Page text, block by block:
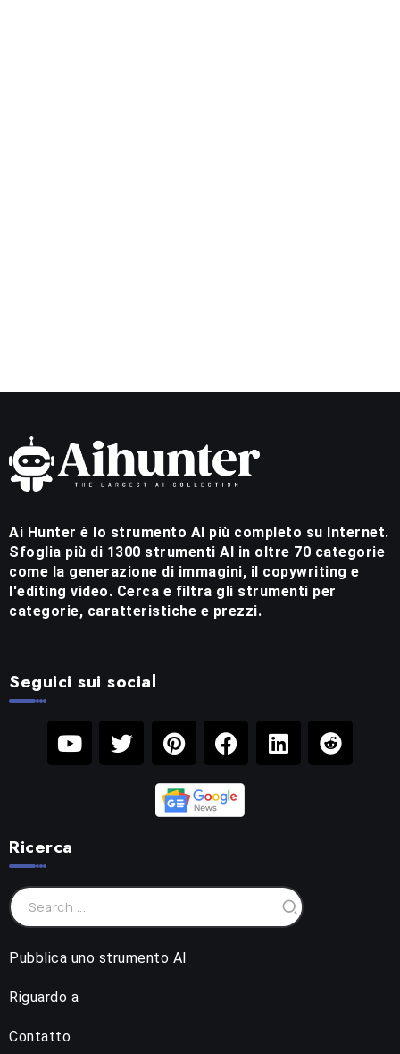
Ai Hunter è lo strumento AI più completo su Internet.
Sfoglia più di 1300 strumenti AI in oltre 70 categorie
come la generazione di immagini, il copywriting e
l'editing video. Cerca e filtra gli strumenti per
categorie, caratteristiche e prezzi.
Seguici sui social
Ricerca
Pubblica uno strumento AI
Riguardo a
Contatto